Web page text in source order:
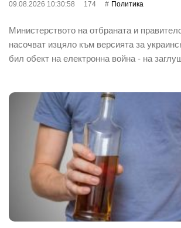
09.08.2026 10:30:58 174 Политика
Министерството на отбраната и
насочват изцяло към версията за
бил обект на електронна война - на